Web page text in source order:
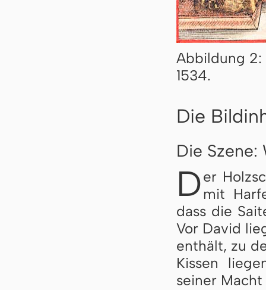
Abbildung 2:
1534.
Die
Die Szene:
Der
mit
dass die
Vor David
enthält, zu
Kissen
seiner